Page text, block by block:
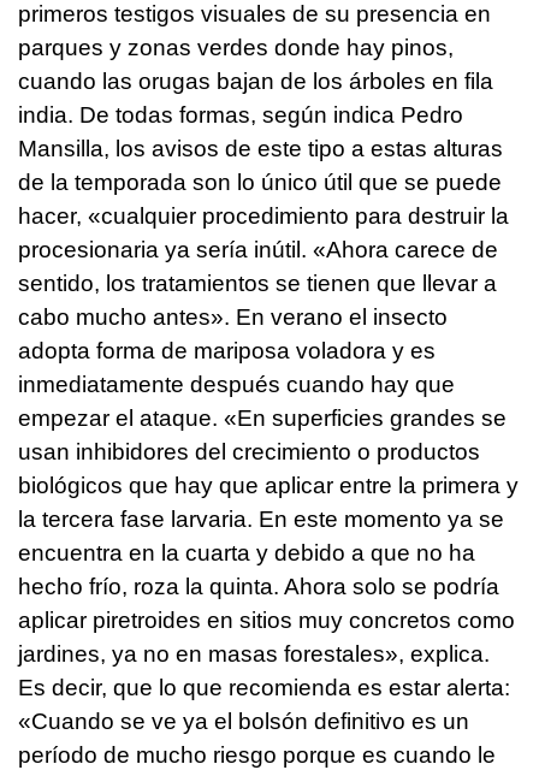
primeros testigos visuales de su presencia en
parques y zonas verdes donde hay pinos,
cuando las orugas bajan de los árboles en fila
india. De todas formas, según indica Pedro
Mansilla, los avisos de este tipo a estas alturas
de la temporada son lo único útil que se puede
hacer, «cualquier procedimiento para destruir la
procesionaria ya sería inútil. «Ahora carece de
sentido, los tratamientos se tienen que llevar a
cabo mucho antes». En verano el insecto
adopta forma de mariposa voladora y es
inmediatamente después cuando hay que
empezar el ataque. «En superficies grandes se
usan inhibidores del crecimiento o productos
biológicos que hay que aplicar entre la primera y
la tercera fase larvaria. En este momento ya se
encuentra en la cuarta y debido a que no ha
hecho frío, roza la quinta. Ahora solo se podría
aplicar piretroides en sitios muy concretos como
jardines, ya no en masas forestales», explica.
Es decir, que lo que recomienda es estar alerta:
«Cuando se ve ya el bolsón definitivo es un
período de mucho riesgo porque es cuando le